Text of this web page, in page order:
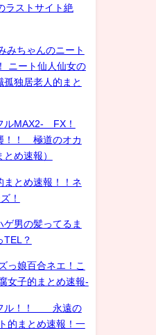
ラストサイト絶
みちゃんのニート
ニート仙人仙女の
独居老人的まと
ルMAX2- FX！
！！ 極道のオカ
め速報）
まとめ速報！！ネ
！
ゲ男の髪ってるま
TEL？
っ娘百合ネエ！こ
女子的まとめ速報-
フル！！ 永遠の
的まとめ速報！一